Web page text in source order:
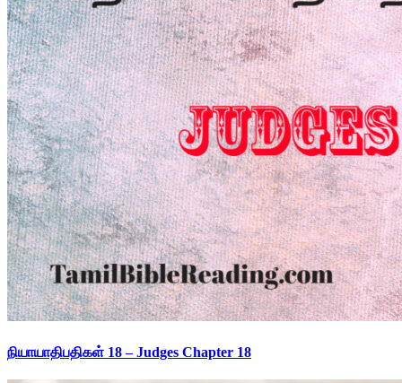
நியாயாதிபதிகள் 18 – Judges Chapter 18